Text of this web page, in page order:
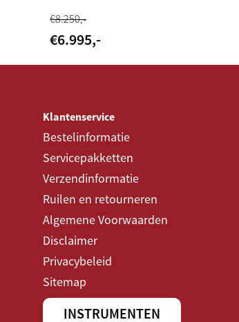
€8.250,-
€6.995,-
Klantenservice
Bestelinformatie
Servicepakketten
Verzendinformatie
Ruilen en retourneren
Algemene Voorwaarden
Disclaimer
Privacybeleid
Sitemap
INSTRUMENTEN